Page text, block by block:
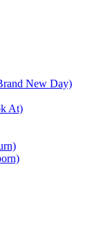
New Day)
At)